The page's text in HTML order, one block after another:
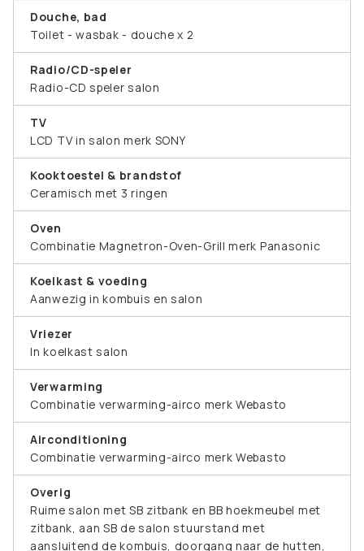
Douche, bad
Toilet - wasbak - douche x 2
Radio/CD-speler
Radio-CD speler salon
TV
LCD TV in salon merk SONY
Kooktoestel & brandstof
Ceramisch met 3 ringen
Oven
Combinatie Magnetron-Oven-Grill merk Panasonic
Koelkast & voeding
Aanwezig in kombuis en salon
Vriezer
In koelkast salon
Verwarming
Combinatie verwarming-airco merk Webasto
Airconditioning
Combinatie verwarming-airco merk Webasto
Overig
Ruime salon met SB zitbank en BB hoekmeubel met
zitbank, aan SB de salon stuurstand met
aansluitend de kombuis, doorgang naar de hutten,